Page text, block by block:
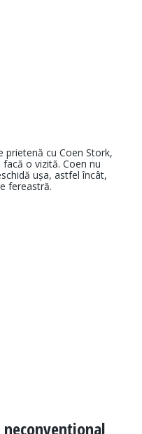
prietenă cu Coen Stork,
o vizită. Coen nu
ușa, astfel încât,
fe­reastră.